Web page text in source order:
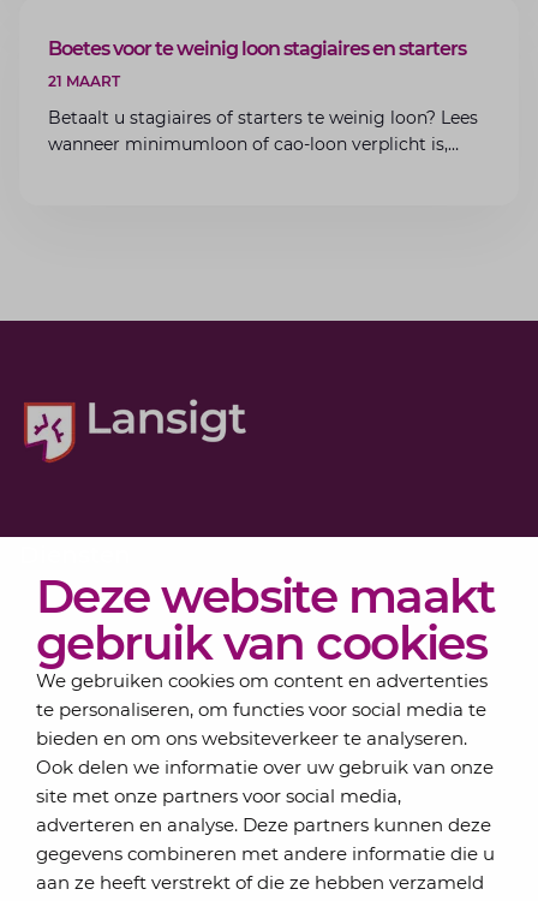
Deze website maakt
gebruik van cookies
We gebruiken cookies om content en advertenties
te personaliseren, om functies voor social media te
bieden en om ons websiteverkeer te analyseren.
Ook delen we informatie over uw gebruik van onze
site met onze partners voor social media,
adverteren en analyse. Deze partners kunnen deze
gegevens combineren met andere informatie die u
aan ze heeft verstrekt of die ze hebben verzameld
ARTIKEL
Boetes voor te weinig loon stagiaires en starters
21 MAART
Betaalt u stagiaires of starters te weinig loon? Lees
wanneer minimumloon of cao-loon verplicht is,
Actueel
Over Lansigt
Contact
Schrijf je in voor onze nieuwsbrief
Elke maand bundelen de adviseurs van Lansigt in
de eSigt het nieuws.
Jouw emailadres